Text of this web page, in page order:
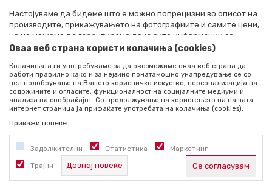
Настојуваме да бидеме што е можно попрецизни во описот на
производите, прикажувањето на фотографиите и самите цени,
но не можеме да гарантираме дека сите информации се
комплетни и без грешки. Сите артикли прикажани на сајтот се
секој момент. Расположливоста на производите можете да ја
проверите со повик на +389 76 444 490
©2026 literatura.mk, Изработено одNB SOFT. Сите права
задржани.
Оваа веб страна користи колачиња (cookies)
Колачињата ги употребуваме за да овозможиме оваа веб страна да
работи правилно како и за нејзино понатамошно унапредување се со
цел подобрување на Вашето корисничко искуство, персонализација на
содржините и огласите, функционалност на социјалните медиуми и
анализа на сообраќајот. Со продолжување на користењето на нашата
интернет страница ја прифаќате употребата на колачиња (cookies).
Прикажи повеќе
Задолжителни Статистика Маркетинг
Трајни Дознај повеќе Се согласувам